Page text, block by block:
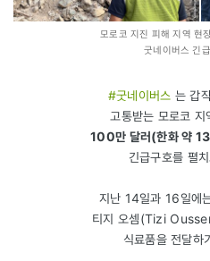
모로코 지진 피해 지역 현
굿네이버스 긴
#굿네이버스 는 갑
고통받는 모로코 지
100만 달러(한화 약
긴급구호를 펼
지난 14일과 16일에
티지 오셈(Tizi
식료품을 전달하